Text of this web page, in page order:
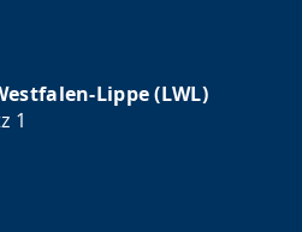
Lippe (LWL)
1